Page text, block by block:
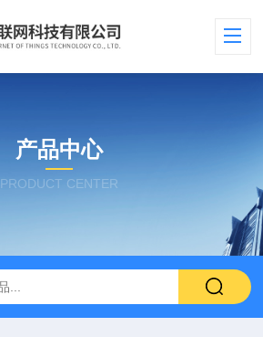
产品中心
PRODUCT CENTER